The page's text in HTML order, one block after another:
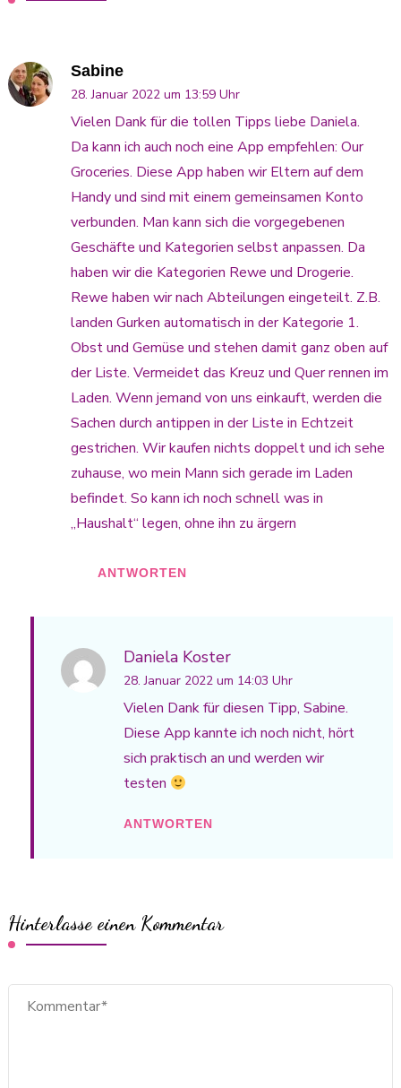
Sabine
28. Januar 2022 um 13:59 Uhr
ANTWORTEN
Vielen Dank für die tollen Tipps liebe Daniela.
Da kann ich auch noch eine App empfehlen: Our
Groceries. Diese App haben wir Eltern auf dem
Handy und sind mit einem gemeinsamen Konto
verbunden. Man kann sich die vorgegebenen
Geschäfte und Kategorien selbst anpassen. Da
haben wir die Kategorien Rewe und Drogerie.
Rewe haben wir nach Abteilungen eingeteilt. Z.B.
landen Gurken automatisch in der Kategorie 1.
Obst und Gemüse und stehen damit ganz oben auf
der Liste. Vermeidet das Kreuz und Quer rennen im
Laden. Wenn jemand von uns einkauft, werden die
Sachen durch antippen in der Liste in Echtzeit
gestrichen. Wir kaufen nichts doppelt und ich sehe
zuhause, wo mein Mann sich gerade im Laden
befindet. So kann ich noch schnell was in
„Haushalt“ legen, ohne ihn zu ärgern
Daniela Koster
28. Januar 2022 um 14:03 Uhr
ANTWORTEN
Vielen Dank für diesen Tipp, Sabine.
Diese App kannte ich noch nicht, hört
sich praktisch an und werden wir
testen
Hinterlasse einen Kommentar